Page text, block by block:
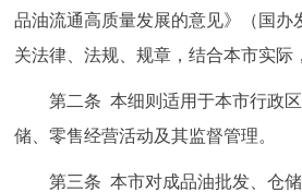
品油流通高质量发展的意见》（国办
关法律、法规、规章，结合本市实际
第二条 本细则适用于本市行政区
储、零售经营活动及其监督管理。
第三条 本市对成品油批发、仓储